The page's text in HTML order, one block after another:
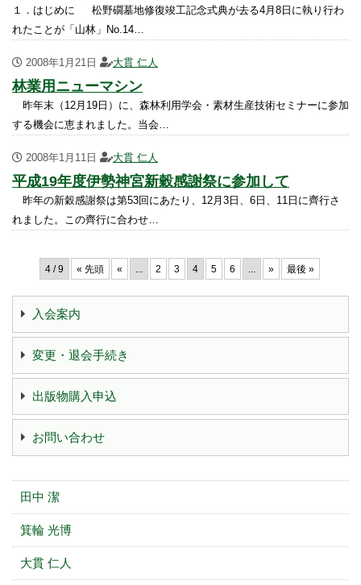
１．はじめに 松野礀墓地修復竣工記念式典が去る4月8日に執り行わ
れたことが「山林」No.14…
2008年1月21日 大貫 仁人
林業用ニューマシン
昨年末（12月19日）に、森林利用学会・素材生産技術セミナーに参加
する機会に恵まれました。当会…
2008年1月11日 大貫 仁人
平成19年度伊勢神宮新穀感謝祭に参加して
昨年の新穀感謝祭は第53回にあたり、12月3日、6日、11日に齊行さ
れました。この齊行に合わせ…
4 / 9 « 先頭 « ... 2 3 4 5 6 ... » 最後 »
入会案内
変更・退会手続き
出版物購入申込
お問い合わせ
田中 潔
箕輪 光博
大貫 仁人